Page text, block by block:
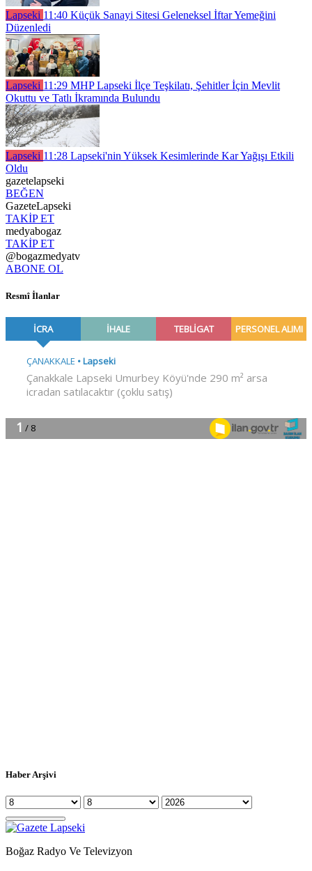
Lapseki 11:40 Küçük Sanayi Sitesi Geleneksel İftar Yemeğini
Düzenledi
Lapseki 11:29 MHP Lapseki İlçe Teşkilatı, Şehitler İçin Mevlit
Okuttu ve Tatlı İkramında Bulundu
Lapseki 11:28 Lapseki'nin Yüksek Kesimlerinde Kar Yağışı Etkili
Oldu
gazetelapseki
BEĞEN
GazeteLapseki
TAKİP ET
medyabogaz
TAKİP ET
@bogazmedyatv
ABONE OL
Resmî İlanlar
Haber Arşivi
Boğaz Radyo Ve Televizyon